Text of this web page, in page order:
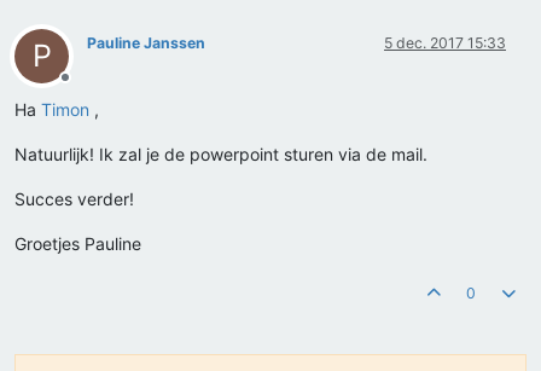
P
Offline
Pauline Janssen 5 dec. 2017 15:33
Ha Timon ,
Natuurlijk! Ik zal je de powerpoint sturen via de mail.
Succes verder!
Groetjes Pauline
0